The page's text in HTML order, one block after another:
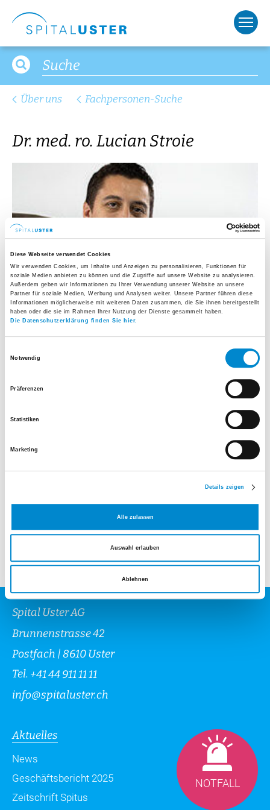
Diese Webseite verwendet Cookies
Wir verwenden Cookies, um Inhalte und Anzeigen zu personalisieren, Funktionen für
soziale Medien anbieten zu können und die Zugriffe auf unsere Website zu analysieren.
Außerdem geben wir Informationen zu Ihrer Verwendung unserer Website an unsere
Partner für soziale Medien, Werbung und Analysen weiter. Unsere Partner führen diese
Informationen möglicherweise mit weiteren Daten zusammen, die Sie ihnen bereitgestellt
haben oder die sie im Rahmen Ihrer Nutzung der Dienste gesammelt haben.
Die Datenschutzerklärung finden Sie hier.
Notwendig
Präferenzen
Statistiken
Marketing
Details zeigen
Alle zulassen
Auswahl erlauben
Ablehnen
Über uns Fachpersonen-Suche
Dr. med. ro. Lucian Stroie
Facharzt für Gynäkologie und Geburtshilfe
NOTFALL
Spital Uster AG
Brunnenstrasse 42
Postfach | 8610 Uster
Tel. +41 44 911 11 11
info@spitaluster.ch
Aktuelles
News
Geschäftsbericht 2025
Zeitschrift Spitus